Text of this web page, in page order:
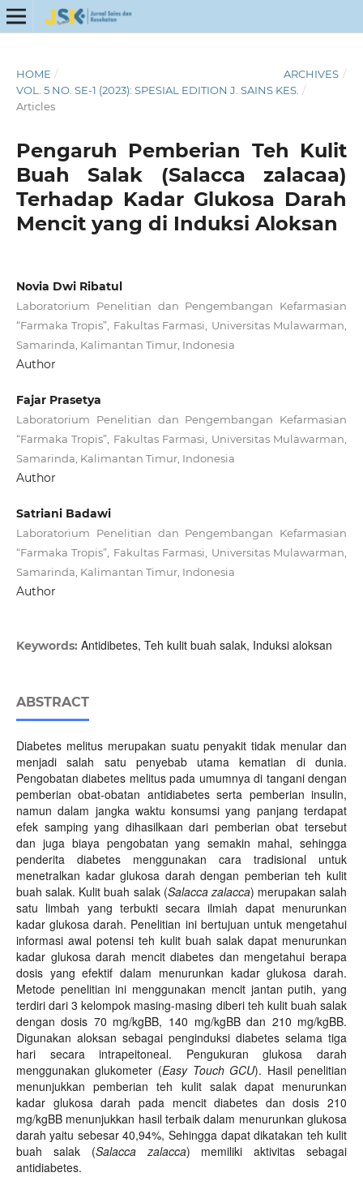
HOME / ARCHIVES /
VOL. 5 NO. SE-1 (2023): SPESIAL EDITION J. SAINS KES. /
Articles
Pengaruh Pemberian Teh Kulit
Buah Salak (Salacca zalacaa)
Terhadap Kadar Glukosa Darah
Mencit yang di Induksi Aloksan
Novia Dwi Ribatul
Laboratorium Penelitian dan Pengembangan Kefarmasian
“Farmaka Tropis”, Fakultas Farmasi, Universitas Mulawarman,
Samarinda, Kalimantan Timur, Indonesia
Author
Fajar Prasetya
Laboratorium Penelitian dan Pengembangan Kefarmasian
“Farmaka Tropis”, Fakultas Farmasi, Universitas Mulawarman,
Samarinda, Kalimantan Timur, Indonesia
Author
Satriani Badawi
Laboratorium Penelitian dan Pengembangan Kefarmasian
“Farmaka Tropis”, Fakultas Farmasi, Universitas Mulawarman,
Samarinda, Kalimantan Timur, Indonesia
Author
Keywords: Antidibetes, Teh kulit buah salak, Induksi aloksan
ABSTRACT
Diabetes melitus merupakan suatu penyakit tidak menular dan
menjadi salah satu penyebab utama kematian di dunia.
Pengobatan diabetes melitus pada umumnya di tangani dengan
pemberian obat-obatan antidiabetes serta pemberian insulin,
namun dalam jangka waktu konsumsi yang panjang terdapat
efek samping yang dihasilkaan dari pemberian obat tersebut
dan juga biaya pengobatan yang semakin mahal, sehingga
penderita diabetes menggunakan cara tradisional untuk
menetralkan kadar glukosa darah dengan pemberian teh kulit
buah salak. Kulit buah salak (Salacca zalacca) merupakan salah
satu limbah yang terbukti secara ilmiah dapat menurunkan
kadar glukosa darah. Penelitian ini bertujuan untuk mengetahui
informasi awal potensi teh kulit buah salak dapat menurunkan
kadar glukosa darah mencit diabetes dan mengetahui berapa
dosis yang efektif dalam menurunkan kadar glukosa darah.
Metode penelitian ini menggunakan mencit jantan putih, yang
terdiri dari 3 kelompok masing-masing diberi teh kulit buah salak
dengan dosis 70 mg/kgBB, 140 mg/kgBB dan 210 mg/kgBB.
Digunakan aloksan sebagai penginduksi diabetes selama tiga
hari secara intrapeitoneal. Pengukuran glukosa darah
menggunakan glukometer (Easy Touch GCU). Hasil penelitian
menunjukkan pemberian teh kulit salak dapat menurunkan
kadar glukosa darah pada mencit diabetes dan dosis 210
mg/kgBB menunjukkan hasil terbaik dalam menurunkan glukosa
darah yaitu sebesar 40,94%, Sehingga dapat dikatakan teh kulit
buah salak (Salacca zalacca) memiliki aktivitas sebagai
antidiabetes.